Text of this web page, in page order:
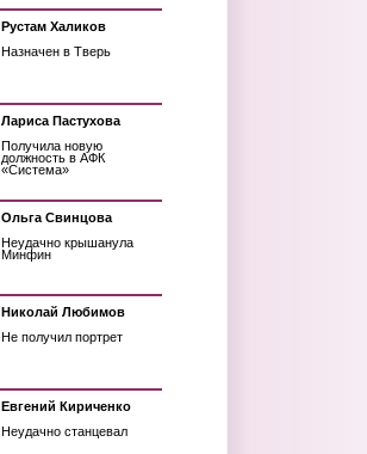
Рустам Халиков
Назначен в Тверь
Лариса Пастухова
Получила новую
должность в АФК
«Система»
Ольга Свинцова
Неудачно крышанула
Минфин
Николай Любимов
Не получил портрет
Евгений Кириченко
Неудачно станцевал